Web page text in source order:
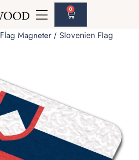
0
Flag Magneter / Slovenien Flag